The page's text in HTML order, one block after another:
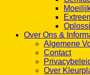
Over Ons &
Algemene
Contact
Over